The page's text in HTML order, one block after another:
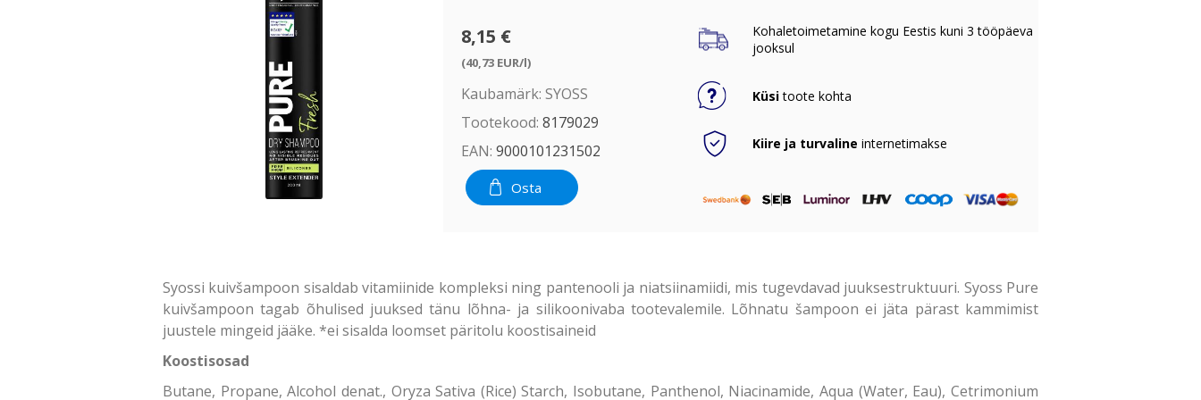
8,15 €
(40,73 EUR/l)
Kaubamärk: SYOSS
Tootekood: 8179029
EAN: 9000101231502
Osta
Kohaletoimetamine kogu Eestis kuni 3 tööpäeva
jooksul
Küsitoote kohta
Kiire ja turvaline internetimakse
Syossi kuivšampoon sisaldab vitamiinide kompleksi ning pantenooli ja niatsiinamiidi, mis tugevdavad juuksestruktuuri. Syoss Pure
kuivšampoon tagab õhulised juuksed tänu lõhna- ja silikoonivaba tootevalemile. Lõhnatu šampoon ei jäta pärast kammimist
juustele mingeid jääke. *ei sisalda loomset päritolu koostisaineid
Koostisosad
Butane, Propane, Alcohol denat., Oryza Sativa (Rice) Starch, Isobutane, Panthenol, Niacinamide, Aqua (Water, Eau), Cetrimonium